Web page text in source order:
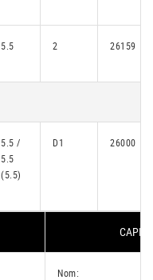
5.5 2 26159
5.5 /
5.5
(5.5)
D1 26000
Nom: